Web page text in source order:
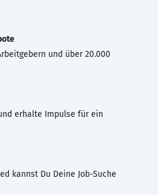
und über 20.000
erhalte Impulse für ein
kannst Du Deine Job-Suche